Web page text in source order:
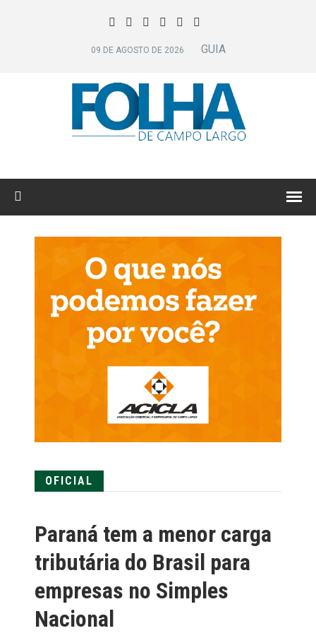
09 DE AGOSTO DE 2026 GUIA
OFICIAL
Paraná tem a menor carga
tributária do Brasil para
empresas no Simples
Nacional